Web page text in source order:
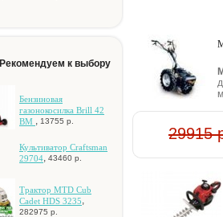
Рекомендуем к выбору
Бензиновая
газонокосилка Brill 42
BM
13755 р.
Культиватор Craftsman
29704 43460 р.
Tpaктop MTD Cub
Cadet HDS 3235,
282975 р.
29915